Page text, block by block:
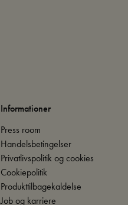
Informationer
Press room
Handelsbetingelser
Privatlivspolitik og cookies
Cookiepolitik
Produkttilbagekaldelse
Job og karriere